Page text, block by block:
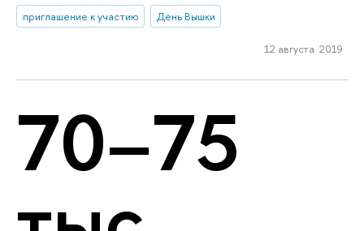
приглашение к участию
День Вышки
12 августа 2019
70–75